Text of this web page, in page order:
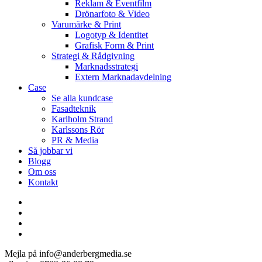
Reklam & Eventfilm
Drönarfoto & Video
Varumärke & Print
Logotyp & Identitet
Grafisk Form & Print
Strategi & Rådgivning
Marknadsstrategi
Extern Marknadavdelning
Case
Se alla kundcase
Fasadteknik
Karlholm Strand
Karlssons Rör
PR & Media
Så jobbar vi
Blogg
Om oss
Kontakt
Mejla på info@anderbergmedia.se